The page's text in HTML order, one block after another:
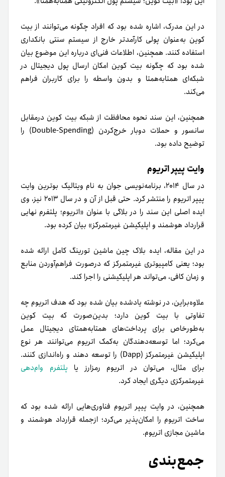
در این مدرک، اشاره شده بود که افراد چگونه می‌توانند از بیت
کوین به‌عنوان پولی کارآمدتر خارج از سیستم سنتی بانکداری
استفاده کنند. همچنین، اطلاعات فنی‌ای درباره این موضوع بیان
شده بود که چگونه بیت کوین امکان ارسال پول دیجیتال در
شبکه‌ای همتا‌به‌همتا و بدون واسطه را برای کاربران فراهم
می‌کند.
همچنین، این سند نحوه محافظت از شبکه بیت کوین در‌مقابل
سانسور و حملات دوبار خرج‌کردن (Double-Spending) را
توضیح داده بود.
وایت پیپر اتریوم
در سال ۲۰۱۴، برنامه‌نویسی جوان به نام ویتالیک بوترین وایت
پیپر اتریوم را منتشر کرد. حتی قبل از آن و در سال ۲۰۱۳ نیز، وی
ایده اصلی این سند را در بلاگی با عنوان «اتریوم؛ پلتفرم نهایی
قرارداد هوشمند و اپلیکیشن غیرمتمرکز» بیان کرده بود.
در این مقاله، ایده بلاک چین ماشین تورینگ کامل ارائه شده
بود؛ یعنی کامپیوتری غیرمتمرکز که درصورت فراهم‌آوردن منابع
و زمان کافی، می‌تواند هر اپلیکیشنی را اجرا کند.
علاوه‌براین، در نوشته یادشده بیان شده بود که هدف اتریوم چه
تفاوتی با بیت کوین دارد؛ بدین‌صورت که بیت کوین
به‌طور‌خاص برای پرداخت‌های همتا‌به‌همتای دیجیتال عمل
می‌کرد؛ اما توسعه‌دهندگان به‌کمک اتریوم می‌توانند هر نوع
اپلیکیشن غیرمتمرکز (Dapp) را توسعه دهند و راه‌اندازی کنند.
برای مثال، می‌توان در اتریوم رمزارز یا پلتفرم وام‌دهی
غیرمتمرکزی دیگری ایجاد کرد.
همچنین، در وایت پیپر اتریوم فناوری‌هایی ارائه شده بود که
ساخت اتریوم را امکان‌پذیر می‌کرد؛ ازجمله قرارداد هوشمند و
ماشین مجازی اتریوم.
جمع‌بندی